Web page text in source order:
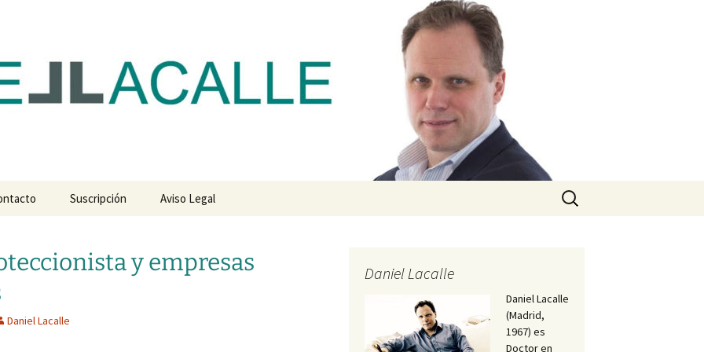
Suscripción Aviso Legal
Buscar:
y empresas
Daniel Lacalle
Daniel Lacalle
Daniel Lacalle
(Madrid,
1967) es
Doctor en